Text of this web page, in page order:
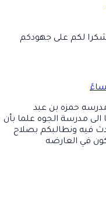
لكم على جهودكم
حمزه بن عبد
مدرسة الجوه علما بأن
فيه ونطالبكم بصلاح
في العارضه